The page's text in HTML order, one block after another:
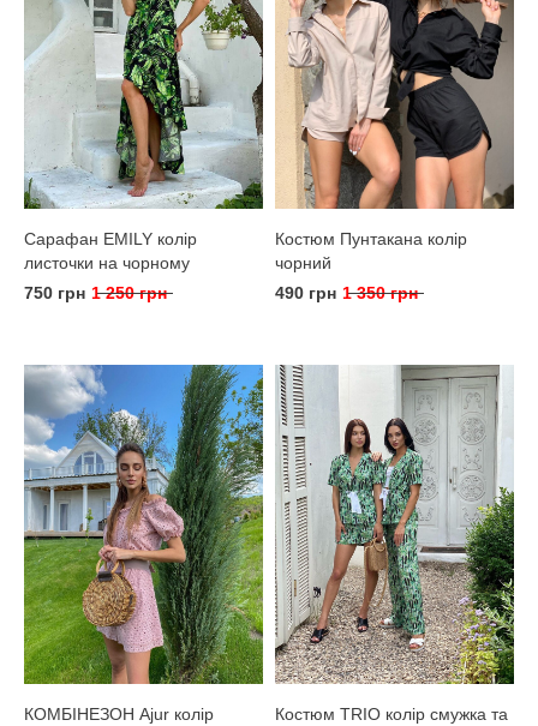
Сарафан EMILY колір
листочки на чорному
750 грн 1 250 грн
Костюм Пунтакана колір
чорний
490 грн 1 350 грн
КОМБІНЕЗОН Ajur колір
Костюм TRIO колір смужка та